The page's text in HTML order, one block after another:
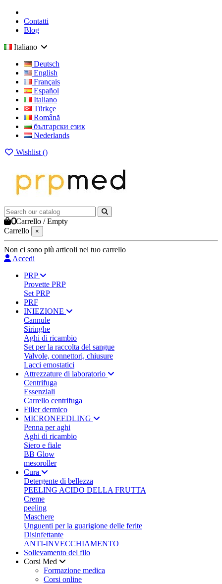
Contatti
Blog
Italiano
Deutsch
English
Français
Español
Italiano
Türkçe
Română
български език
Nederlands
Wishlist ()
0Carrello /Empty
Carrello
×
Non ci sono più articoli nel tuo carrello
Accedi
PRP
Provette PRP
Set PRP
PRF
INIEZIONE
Cannule
Siringhe
Aghi di ricambio
Set per la raccolta del sangue
Valvole, connettori, chiusure
Lacci emostatici
Attrezzature di laboratorio
Centrifuga
Essenziali
Carrello centrifuga
Filler dermico
MICRONEEDLING
Penna per aghi
Aghi di ricambio
Siero e fiale
BB Glow
mesoroller
Cura
Detergente di bellezza
PEELING ACIDO DELLA FRUTTA
Creme
peeling
Maschere
Unguenti per la guarigione delle ferite
Disinfettante
ANTI-INVECCHIAMENTO
Sollevamento del filo
Corsi Med
Formazione medica
Corsi online